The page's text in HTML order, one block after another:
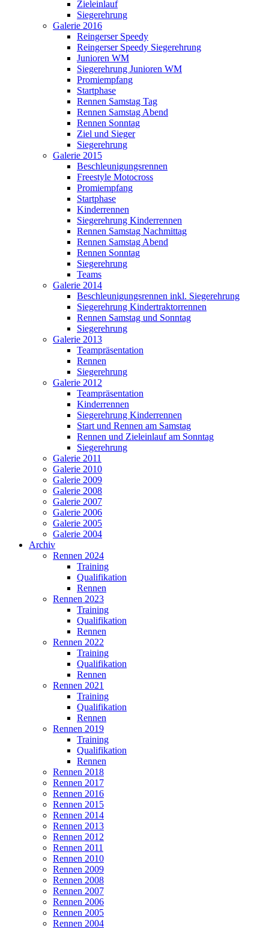
Zieleinlauf
Siegerehrung
Galerie 2016
Reingerser Speedy
Reingerser Speedy Siegerehrung
Junioren WM
Siegerehrung Junioren WM
Promiempfang
Startphase
Rennen Samstag Tag
Rennen Samstag Abend
Rennen Sonntag
Ziel und Sieger
Siegerehrung
Galerie 2015
Beschleunigungsrennen
Freestyle Motocross
Promiempfang
Startphase
Kinderrennen
Siegerehrung Kinderrennen
Rennen Samstag Nachmittag
Rennen Samstag Abend
Rennen Sonntag
Siegerehrung
Teams
Galerie 2014
Beschleunigungsrennen inkl. Siegerehrung
Siegerehrung Kindertraktorrennen
Rennen Samstag und Sonntag
Siegerehrung
Galerie 2013
Teampräsentation
Rennen
Siegerehrung
Galerie 2012
Teampräsentation
Kinderrennen
Siegerehrung Kinderrennen
Start und Rennen am Samstag
Rennen und Zieleinlauf am Sonntag
Siegerehrung
Galerie 2011
Galerie 2010
Galerie 2009
Galerie 2008
Galerie 2007
Galerie 2006
Galerie 2005
Galerie 2004
Archiv
Rennen 2024
Training
Qualifikation
Rennen
Rennen 2023
Training
Qualifikation
Rennen
Rennen 2022
Training
Qualifikation
Rennen
Rennen 2021
Training
Qualifikation
Rennen
Rennen 2019
Training
Qualifikation
Rennen
Rennen 2018
Rennen 2017
Rennen 2016
Rennen 2015
Rennen 2014
Rennen 2013
Rennen 2012
Rennen 2011
Rennen 2010
Rennen 2009
Rennen 2008
Rennen 2007
Rennen 2006
Rennen 2005
Rennen 2004